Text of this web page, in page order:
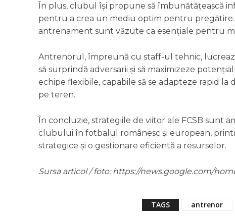
În plus, clubul își propune să îmbunătățească
pentru a crea un mediu optim pentru
antrenament sunt văzute ca esențiale pentru
Antrenorul, împreună cu staff-ul tehnic,
să surprindă adversarii și să maximizeze
echipe flexibile, capabile să se adapteze rapid
pe teren.
În concluzie, strategiile de viitor ale FCSB sunt
clubului în fotbalul românesc și european,
strategice și o gestionare eficientă a resurselor.
Sursa articol / foto: https://news.google.com/
TAGS antrenor